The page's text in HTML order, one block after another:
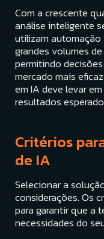
Com a crescente
análise inteligente
utilizam
grandes volumes
permitindo
mercado mais
em IA deve levar
resultados
Critérios
de IA
Selecionar a
considerações. Os
para garantir que a
necessidades do